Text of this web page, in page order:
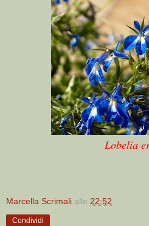
Lobelia
Marcella Scrimali alle 22:52
Condividi